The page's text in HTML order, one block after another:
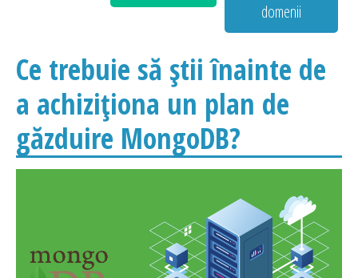
domenii
Ce trebuie să știi înainte de
a achiziționa un plan de
găzduire MongoDB?